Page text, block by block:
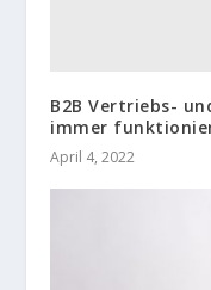
B2B Vertriebs-
immer
April 4, 2022